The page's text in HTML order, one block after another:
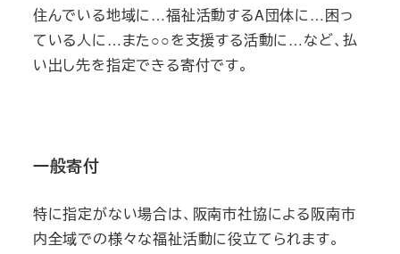
住んでいる地域に…福祉活動するA団体に…困っ
ている人に…また○○を支援する活動に…など、払
い出し先を指定できる寄付です。
一般寄付
特に指定がない場合は、阪南市社協による阪南市
内全域での様々な福祉活動に役立てられます。